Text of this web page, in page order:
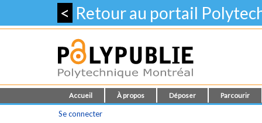
< Retour au portail
Accueil À propos Déposer Parcourir
Se connecter